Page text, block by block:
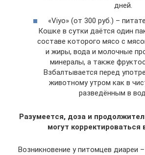
дней.
«Viyo» (от 300 руб.) –
Кошке в сутки даётся один
составе которого мясо с
и жиры, вода и молочные
минералы, а также
Взбалтывается перед
животному утром как в
разведённым в
Разумеется, доза и
могут корректироваться
Возникновение у питомцев диареи